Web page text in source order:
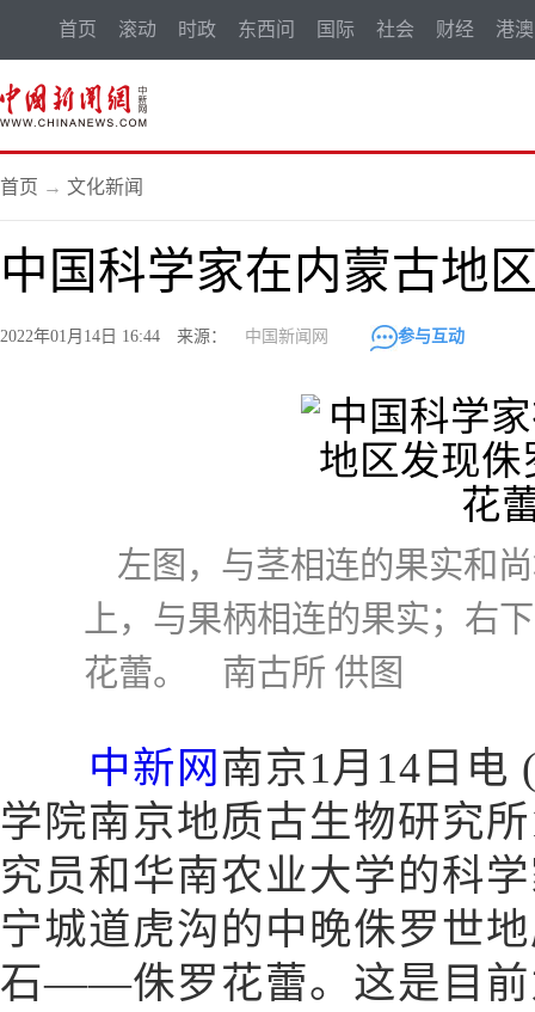
首页 滚动 时政 东西问 国际 社会 财经 港澳
首页 → 文化新闻
中国科学家在内蒙古地
2022年01月14日 16:44 来源： 中国新闻网 参与互动
左图，与茎相连的果实和
上，与果柄相连的果实；右
花蕾。 南古所 供图
中新网 南京1月14日电
学院南京地质古生物研究
究员和华南农业大学的科
宁城道虎沟的中晚侏罗世
石——侏罗花蕾。这是目前